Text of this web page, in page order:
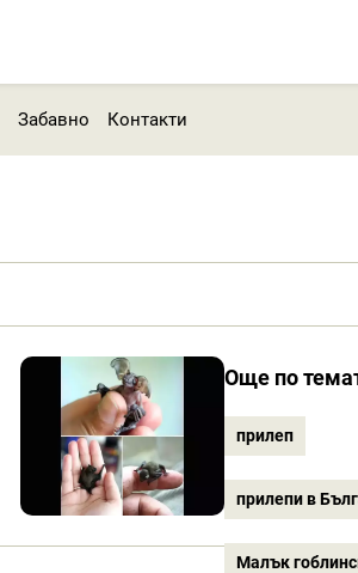
Забавно Контакти
Още по
прилеп
прилепи в
Малък